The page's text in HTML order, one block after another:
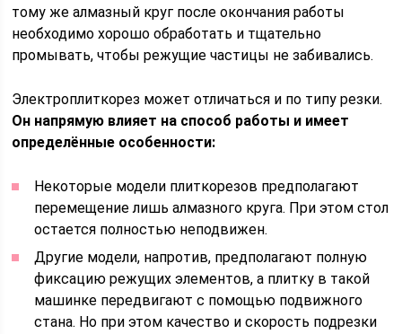
тому же алмазный круг после окончания работы
необходимо хорошо обработать и тщательно
промывать, чтобы режущие частицы не забивались.
Электроплиткорез может отличаться и по типу резки.
Он напрямую влияет на способ работы и имеет
определённые особенности:
Некоторые модели плиткорезов предполагают
перемещение лишь алмазного круга. При этом стол
остается полностью неподвижен.
Другие модели, напротив, предполагают полную
фиксацию режущих элементов, а плитку в такой
машинке передвигают с помощью подвижного
стана. Но при этом качество и скорость подрезки